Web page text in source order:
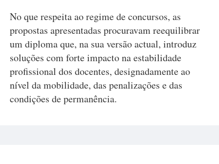
No que respeita ao regime de concursos, as
propostas apresentadas procuravam reequilibrar
um diploma que, na sua versão actual, introduz
soluções com forte impacto na estabilidade
profissional dos docentes, designadamente ao
nível da mobilidade, das penalizações e das
condições de permanência.